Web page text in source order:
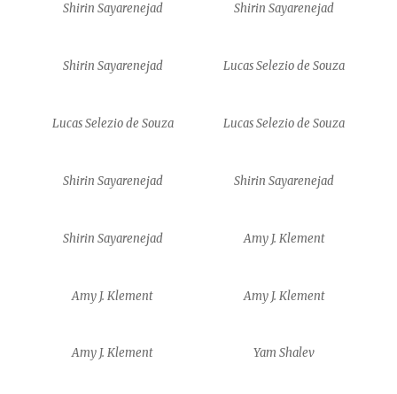
Shirin Sayarenejad Shirin Sayarenejad
Shirin Sayarenejad Lucas Selezio de Souza
Lucas Selezio de Souza Lucas Selezio de Souza
Shirin Sayarenejad Shirin Sayarenejad
Shirin Sayarenejad Amy J. Klement
Amy J. Klement Amy J. Klement
Amy J. Klement Yam Shalev